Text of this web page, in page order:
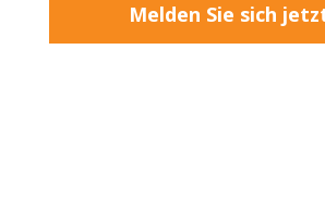
Melden Sie sich